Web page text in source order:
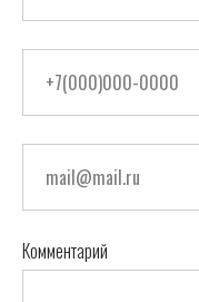
Комментарий